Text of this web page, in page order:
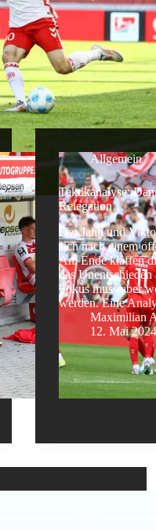
Allgemein
Taktikanalyse:
Relegation…
Der Jahn und
sich nach einem
Am Ende klaffen
das
Fokus muss aber
werden. Eine
Maximilian
12. Mai 2024